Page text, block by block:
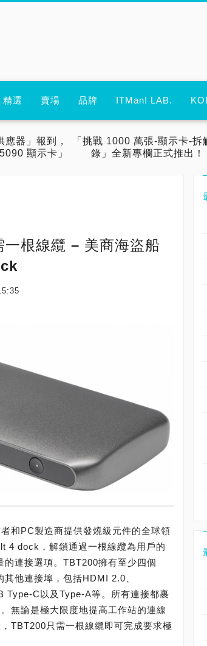
精選 賣場 品牌 ITMan! LAB.
應器」報到，
顯示卡」
「挑戰 1000 萬張-顯示卡-拆
錄」全新專欄正式推出！
根線纜 – 美商海盜船
和PC製造商提供發燒級元件的全球領
4 dock，解鎖通過一根線纜為用戶的
連接選項。TBT200擁有至少四個
他連接埠，包括HDMI 2.0、
C以及Type-A等。所有連接都裹
無論是極大限度地提高工作站的連線
TBT200只需一根線纜即可完成要求極